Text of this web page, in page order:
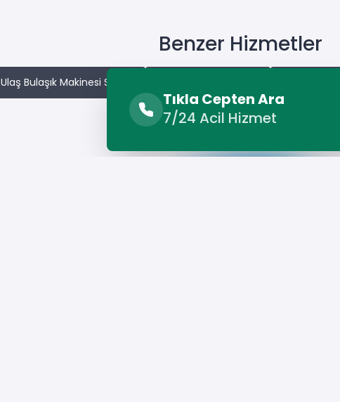
Tıkla Cepten Ara
7/24 Acil Hizmet
Benzer Hizmetler
Ulaş Bulaşık Makinesi Servisi Ulaş